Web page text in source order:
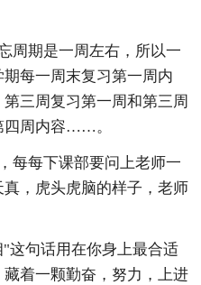
周期是一周左右，所以一
每一周末复习第一周内
三周复习第一周和第三周
四周内容……。
每每下课部要问上老师一
，虎头虎脑的样子，老师
这句话用在你身上最合适
着一颗勤奋，努力，上进